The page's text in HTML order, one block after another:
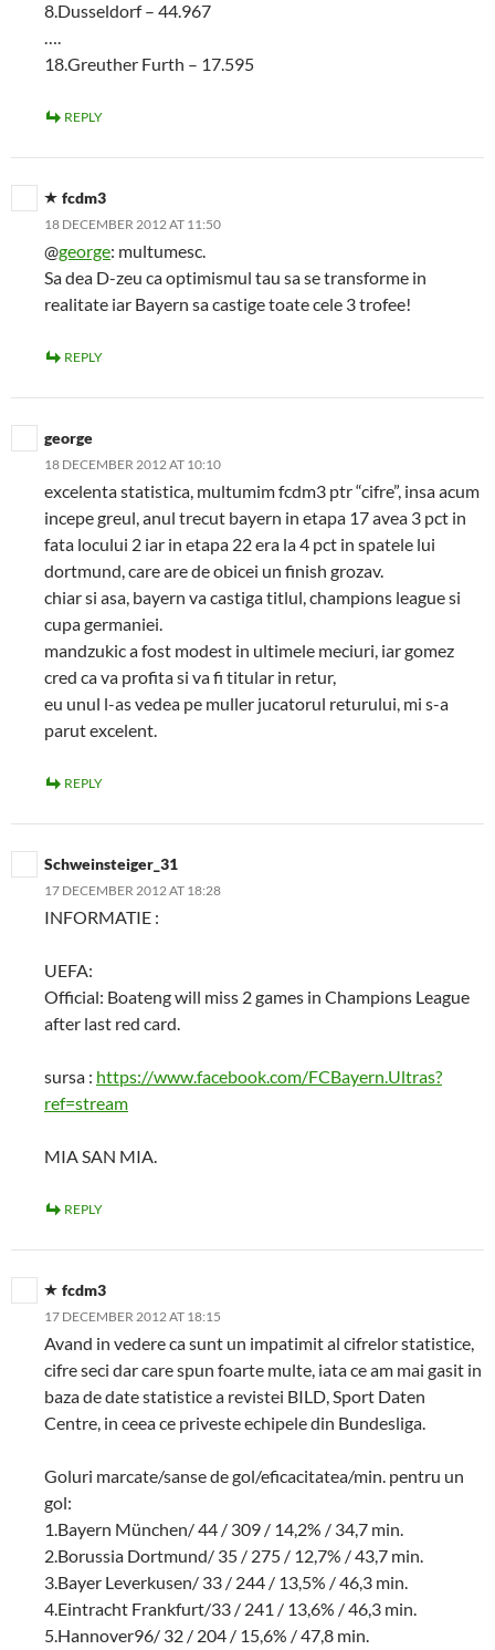
8.Dusseldorf – 44.967
….
18.Greuther Furth – 17.595
REPLY
fcdm3
18 DECEMBER 2012 AT 11:50
@george: multumesc.
Sa dea D-zeu ca optimismul tau sa se transforme in
realitate iar Bayern sa castige toate cele 3 trofee!
REPLY
george
18 DECEMBER 2012 AT 10:10
excelenta statistica, multumim fcdm3 ptr “cifre”, insa acum
incepe greul, anul trecut bayern in etapa 17 avea 3 pct in
fata locului 2 iar in etapa 22 era la 4 pct in spatele lui
dortmund, care are de obicei un finish grozav.
chiar si asa, bayern va castiga titlul, champions league si
cupa germaniei.
mandzukic a fost modest in ultimele meciuri, iar gomez
cred ca va profita si va fi titular in retur,
eu unul l-as vedea pe muller jucatorul returului, mi s-a
parut excelent.
REPLY
Schweinsteiger_31
17 DECEMBER 2012 AT 18:28
INFORMATIE :
UEFA:
Official: Boateng will miss 2 games in Champions League
after last red card.
sursa : https://www.facebook.com/FCBayern.Ultras?
ref=stream
MIA SAN MIA.
REPLY
fcdm3
17 DECEMBER 2012 AT 18:15
Avand in vedere ca sunt un impatimit al cifrelor statistice,
cifre seci dar care spun foarte multe, iata ce am mai gasit in
baza de date statistice a revistei BILD, Sport Daten
Centre, in ceea ce priveste echipele din Bundesliga.
Goluri marcate/sanse de gol/eficacitatea/min. pentru un
gol:
1.Bayern München/ 44 / 309 / 14,2% / 34,7 min.
2.Borussia Dortmund/ 35 / 275 / 12,7% / 43,7 min.
3.Bayer Leverkusen/ 33 / 244 / 13,5% / 46,3 min.
4.Eintracht Frankfurt/33 / 241 / 13,6% / 46,3 min.
5.Hannover96/ 32 / 204 / 15,6% / 47,8 min.